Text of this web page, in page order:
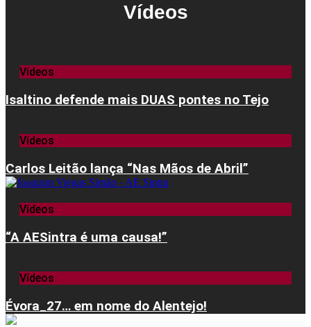
Vídeos
Vídeos
Isaltino defende mais DUAS pontes no Tejo
Vídeos
Carlos Leitão lança “Nas Mãos de Abril”
Vídeos
“A AESintra é uma causa!”
Vídeos
Évora_27… em nome do Alentejo!